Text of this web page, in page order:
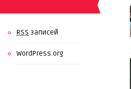
RSS записей
WordPress.org